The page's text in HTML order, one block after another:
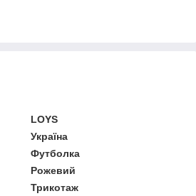
LOYS
Україна
Футболка
Рожевий
Трикотаж